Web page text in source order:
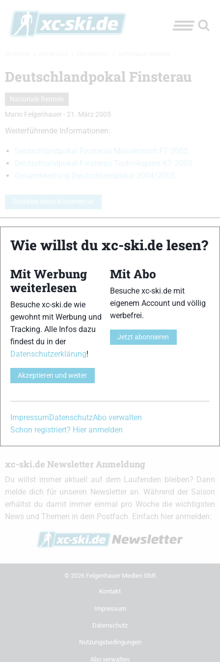
Deutschlandpokal Finsterau
Nationale Rennen
Mario Felgenhauer - 21. März 2005
Weiterführende Informationen:
Deutschlandpokal Finsterau Massenstart FT 2005
Deutschlandpokal Finsterau Techniksprint KT 2005
Gesamtwertung Deutschlandpokal 2004/2005
Schreibe einen Kommentar
News aus dem Skilanglauf, Biathlon und der Nordischen
und allem was du sonst noch über deine Lieblingssportarten
wissen solltest.
ObSkilanglauf-Anfänger oder Profi-Sportler, wir haben
immer ein offenes Ohr für dich! Du kannst uns jederzeit über
dasKontaktformular erreichen.
Partner
xc-ski.de in Social Media
instagramfacebookspotify x
xc-ski.de Newsletter Anmeldung
Du willst immer aktuell auf dem Laufenden bleiben? Dann
melde dich für unseren Newsletter an. Während der Saison
erhältst du damit immer einmal pro Woche die wichtigsten
News und Themen in dein Postfach. Einfach hier anmelden:
© 2026 Felgenhauer Medien GbR
Kontakt
Impressum
Datenschutz
Nutzungsbedingungen
Abo verwalten
Wie willst du xc-ski.de lesen?
Mit Werbung
weiterlesen
Besuche xc-ski.de wie
gewohnt mit Werbung und
Tracking. Alle Infos dazu
findest du in der
Datenschutzerklärung!
Akzeptieren und weiter
Mit Abo
Besuche xc-ski.de mit
eigenem Account und völlig
werbefrei.
Jetzt abonnieren
ImpressumDatenschutzAbo verwalten
Schon registriert? Hier anmelden